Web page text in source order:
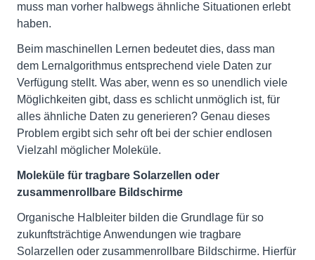
muss man vorher halbwegs ähnliche Situationen erlebt
haben.
Beim maschinellen Lernen bedeutet dies, dass man
dem Lernalgorithmus entsprechend viele Daten zur
Verfügung stellt. Was aber, wenn es so unendlich viele
Möglichkeiten gibt, dass es schlicht unmöglich ist, für
alles ähnliche Daten zu generieren? Genau dieses
Problem ergibt sich sehr oft bei der schier endlosen
Vielzahl möglicher Moleküle.
Moleküle für tragbare Solarzellen oder
zusammenrollbare Bildschirme
Organische Halbleiter bilden die Grundlage für so
zukunftsträchtige Anwendungen wie tragbare
Solarzellen oder zusammenrollbare Bildschirme. Hierfür